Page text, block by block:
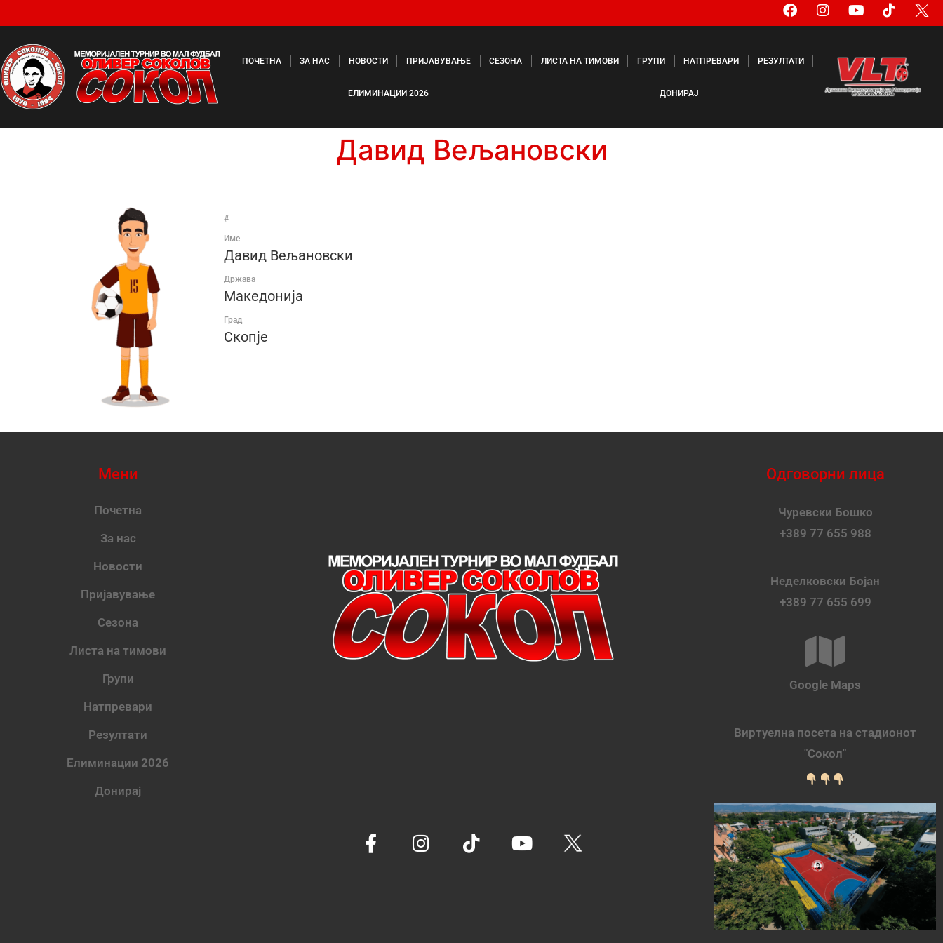
ПОЧЕТНА ЗА НАС НОВОСТИ ПРИЈАВУВАЊЕ СЕЗОНА ЛИСТА НА ТИМОВИ ГРУПИ НАТПРЕВАРИ РЕЗУЛТАТИ
ЕЛИМИНАЦИИ 2026 ДОНИРАЈ
Давид Вељановски
#
Име
Давид Вељановски
Држава
Македонија
Град
Скопје
Мени
Почетна
За нас
Новости
Пријавување
Сезона
Листа на тимови
Групи
Натпревари
Резултати
Елиминации 2026
Донирај
Одговорни лица
Чуревски Бошко
+389 77 655 988
Неделковски Бојан
+389 77 655 699
Google Maps
Виртуелна посета на стадионот
"Сокол"